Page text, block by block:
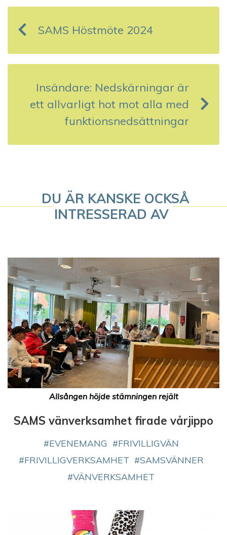
n
ä
n
i
e
r
i
n
g
SAMS Höstmöte 2024
Insändare: Nedskärningar är
ett allvarligt hot mot alla med
funktionsnedsättningar
DU ÄR KANSKE OCKSÅ
INTRESSERAD AV
Allsången höjde stämningen rejält
SAMS vänverksamhet firade vårjippo
EVENEMANG
FRIVILLIGVÄN
FRIVILLIGVERKSAMHET
SAMSVÄNNER
VÄNVERKSAMHET